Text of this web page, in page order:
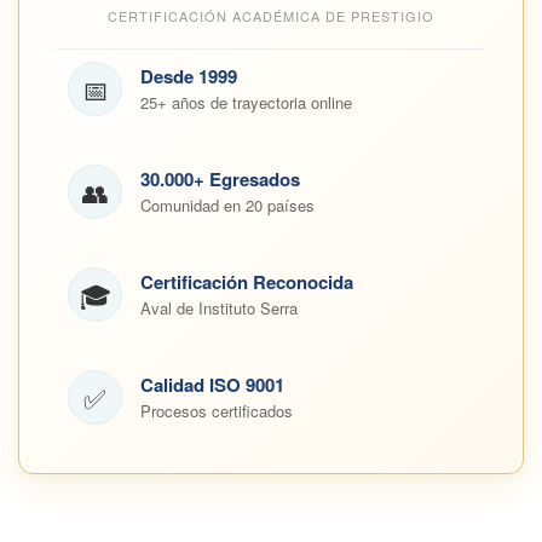
CERTIFICACIÓN ACADÉMICA DE PRESTIGIO
📅 Desde 1999
25+ años de trayectoria online
👥 30.000+ Egresados
Comunidad en 20 países
🎓 Certificación Reconocida
Aval de Instituto Serra
✅ Calidad ISO 9001
Procesos certificados